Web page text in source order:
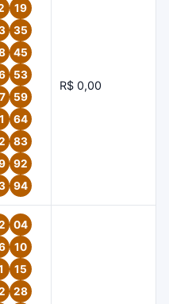
19
35
45
53
59
64
83
92
94
R$ 0,00
04
10
15
28